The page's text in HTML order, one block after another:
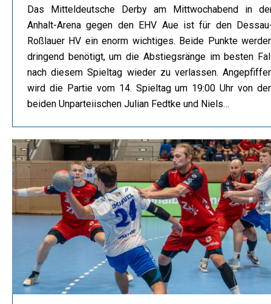
Das Mitteldeutsche Derby am Mittwochabend in
Anhalt-Arena gegen den EHV Aue ist für den
Roßlauer HV ein enorm wichtiges. Beide Punkte
dringend benötigt, um die Abstiegsränge im besten
nach diesem Spieltag wieder zu verlassen.
wird die Partie vom 14. Spieltag um 19:00 Uhr von
beiden Unparteiischen Julian Fedtke und Niels…